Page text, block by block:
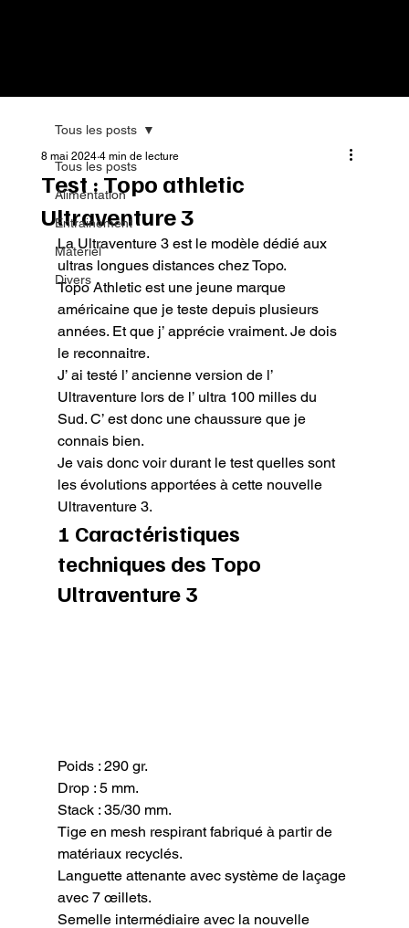
Tous les posts
Alimentation
Entrainement
Matériel
Divers
Tous les posts
Test : Topo athletic
Ultraventure 3
8 mai 2024 4 min de lecture
La Ultraventure 3 est le modèle dédié aux
ultras longues distances chez Topo.
Topo Athletic est une jeune marque
américaine que je teste depuis plusieurs
années. Et que j’ apprécie vraiment. Je dois
le reconnaitre.
J’ ai testé l’ ancienne version de l’
Ultraventure lors de l’ ultra 100 milles du
Sud. C’ est donc une chaussure que je
connais bien.
Je vais donc voir durant le test quelles sont
les évolutions apportées à cette nouvelle
Ultraventure 3.
1 Caractéristiques
techniques des Topo
Ultraventure 3
Poids : 290 gr.
Drop : 5 mm.
Stack : 35/30 mm.
Tige en mesh respirant fabriqué à partir de
matériaux recyclés.
Languette attenante avec système de laçage
avec 7 œillets.
Semelle intermédiaire avec la nouvelle